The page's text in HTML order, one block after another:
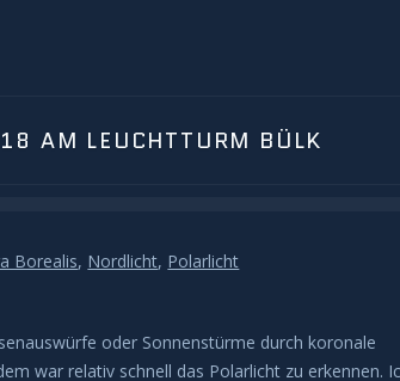
AM LEUCHTTURM BÜLK
Borealis, Nordlicht, Polarlicht
oder Sonnenstürme durch koronale
war relativ schnell das Polarlicht zu erkennen.